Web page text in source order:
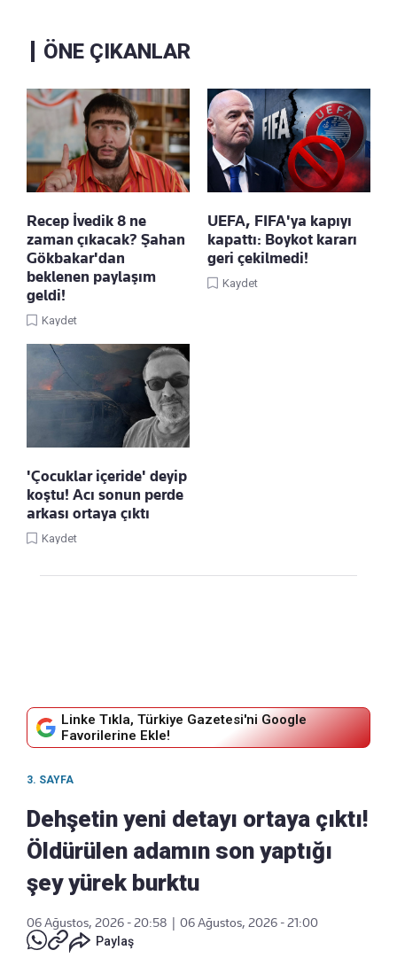
ÖNE ÇIKANLAR
Recep İvedik 8 ne
zaman çıkacak? Şahan
Gökbakar'dan
beklenen paylaşım
geldi!
Kaydet
UEFA, FIFA'ya kapıyı
kapattı: Boykot kararı
geri çekilmedi!
Kaydet
'Çocuklar içeride' deyip
koştu! Acı sonun perde
arkası ortaya çıktı
Kaydet
Linke Tıkla, Türkiye Gazetesi'ni Google
Favorilerine Ekle!
3. SAYFA
Dehşetin yeni detayı ortaya çıktı!
Öldürülen adamın son yaptığı
şey yürek burktu
06 Ağustos, 2026 - 20:58
06 Ağustos, 2026 - 21:00
Paylaş